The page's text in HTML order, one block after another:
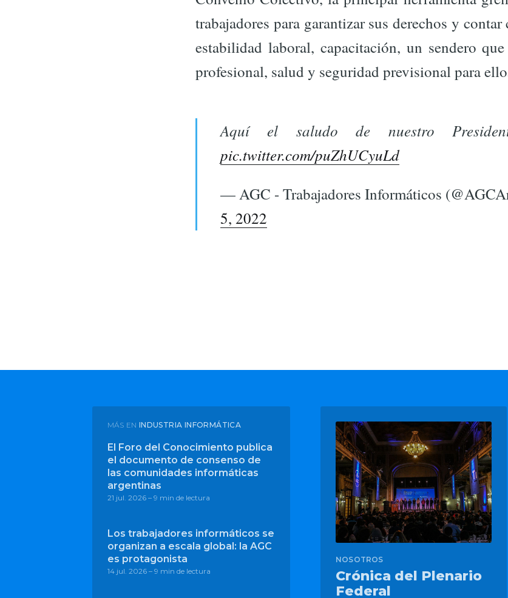
trabajadores para garantizar sus derechos y
estabilidad laboral, capacitación, un sendero
profesional, salud y seguridad previsional para
Aquí el saludo de nuestro
pic.twitter.com/puZhUCyuLd
— AGC - Trabajadores Informáticos
5, 2022
MÁS EN INDUSTRIA INFORMÁTICA
El Foro del Conocimiento publica
el documento de consenso de
las comunidades informáticas
argentinas
21 jul. 2026 – 9 min de lectura
Los trabajadores informáticos se
organizan a escala global: la AGC
es protagonista
14 jul. 2026 – 9 min de lectura
NOSOTROS
Crónica del Plenario
Federal